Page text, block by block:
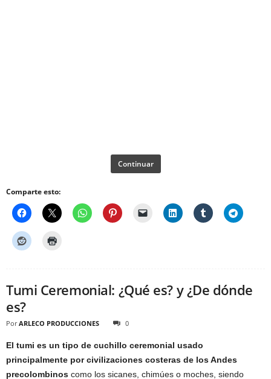
Continuar
Comparte esto:
Tumi Ceremonial: ¿Qué es? y ¿De dónde
es?
Por ARLECO PRODUCCIONES 0
El tumi es un tipo de cuchillo ceremonial usado
principalmente por civilizaciones costeras de los Andes
precolombinos como los sicanes, chimúes o moches, siendo